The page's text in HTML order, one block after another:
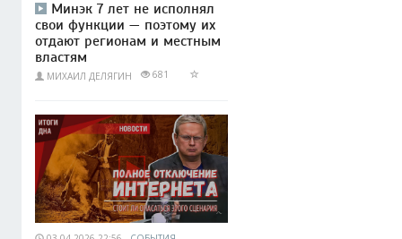
Минэк 7 лет не исполнял
свои функции — поэтому их
отдают регионам и местным
властям
МИХАИЛ ДЕЛЯГИН 681